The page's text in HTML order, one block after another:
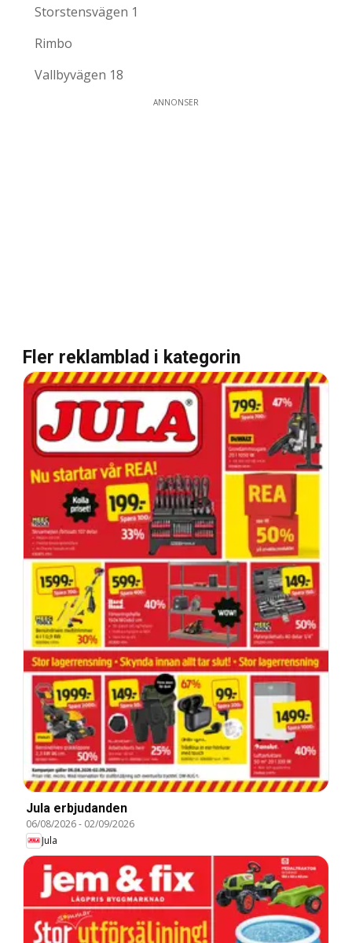
Storstensvägen 1
Rimbo
Vallbyvägen 18
ANNONSER
Fler reklamblad i kategorin
Jula erbjudanden
06/08/2026- 02/09/2026
Jula